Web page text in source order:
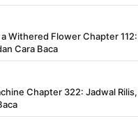
Withered Flower Chapter
Cara Baca
Chapter 322: Jadwal